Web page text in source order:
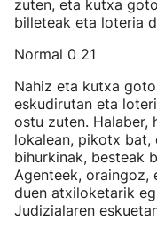
zuten, eta kutxa
billeteak eta loteria
Normal 0 21
Nahiz eta kutxa
eskudirutan eta
ostu zuten. Halaber,
lokalean, pikotx
bihurkinak, besteak
Agenteek, oraingoz,
duen atxiloketarik
Judizialaren